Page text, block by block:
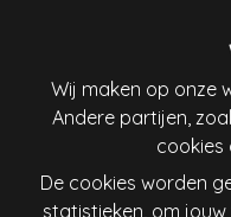
Ireland
Lietuva
Wij maken op onze
Andere partijen,
cookies
De cookies worden
statistieken, om